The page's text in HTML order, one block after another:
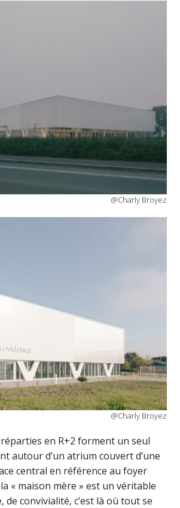
@Charly Broyez
@Charly Broyez
en R+2 forment un seul
autour d’un atrium couvert d’une
central en référence au foyer
« maison mère » est un véritable
de convivialité, c’est là où tout se